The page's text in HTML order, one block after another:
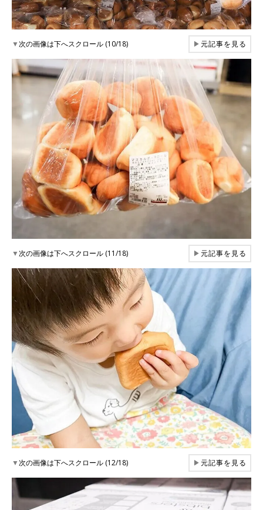
▼次の画像は下へスクロール (10/18) ▶元記事を見る
▼次の画像は下へスクロール (11/18) ▶元記事を見る
▼次の画像は下へスクロール (12/18) ▶元記事を見る